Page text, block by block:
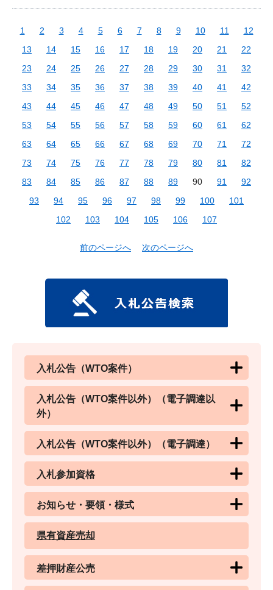
1 2 3 4 5 6 7 8 9 10 11
12
13
14 15 16 17 18 19 20 21
22
23
24 25 26 27 28 29 30 31
32
33
34 35 36 37 38 39 40 41
42
43
44 45 46 47 48 49 50 51
52
53
54 55 56 57 58 59 60 61
62
63
64 65 66 67 68 69 70 71
72
73
74 75 76 77 78 79 80 81
82
83
84 85 86 87 88 89 90 91
92
93
94 95 96 97 98 99 100
101
102
103 104 105 106 107
前のページへ 次のページへ
入札公告（WTO案件）
入札公告（WTO案件以外）（電子調達以
外）
入札公告（WTO案件以外）（電子調達）
入札参加資格
お知らせ・要領・様式
県有資産売却
差押財産公売